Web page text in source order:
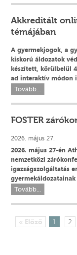
Akkreditált
témájában
A gyermekjogok, a
kiskorú áldozatok
készített, körülbelül
ad interaktív módon
Tovább...
FOSTER
2026. május 27.
2026. május 27-én
nemzetközi
igazságszolgáltatás
Tovább...
« Előző 1 2